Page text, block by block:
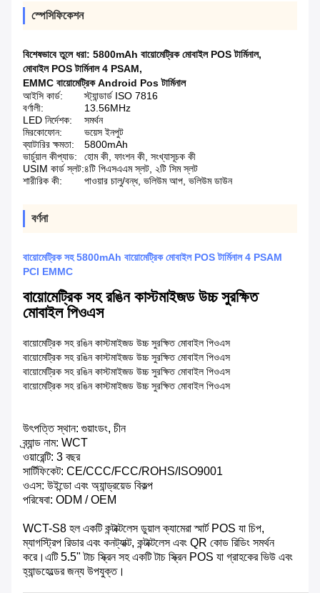
স্পেসিফিকেশন
বিশেষভাবে তুলে ধরা: 5800mAh বায়োমেট্রিক মোবাইল POS টার্মিনাল,
মোবাইল POS টার্মিনাল 4 PSAM,
EMMC বায়োমেট্রিক Android Pos টার্মিনাল
আইসি কার্ড:
স্ট্যান্ডার্ড ISO 7816
বর্ণালী:
13.56MHz
LED নির্দেশক:
সমর্থন
মিরকোফোন:
ভয়েস ইনপুট
ব্যাটারির ক্ষমতা:
5800mAh
ভার্চুয়াল কীপ্যাড:
হোম কী, ফাংশন কী, সংখ্যাসূচক কী
USIM কার্ড স্লট:৪টি পিএসএএম স্লট, ২টি সিম স্লট
শারীরিক কী:
পাওয়ার চালু/বন্ধ, ভলিউম আপ, ভলিউম ডাউন
বর্ণনা
বায়োমেট্রিক সহ 5800mAh বায়োমেট্রিক মোবাইল POS টার্মিনাল 4 PSAM
PCI EMMC
বায়োমেট্রিক সহ রঙিন কাস্টমাইজড উচ্চ সুরক্ষিত
মোবাইল পিওএস
বায়োমেট্রিক সহ রঙিন কাস্টমাইজড উচ্চ সুরক্ষিত মোবাইল পিওএস
বায়োমেট্রিক সহ রঙিন কাস্টমাইজড উচ্চ সুরক্ষিত মোবাইল পিওএস
বায়োমেট্রিক সহ রঙিন কাস্টমাইজড উচ্চ সুরক্ষিত মোবাইল পিওএস
বায়োমেট্রিক সহ রঙিন কাস্টমাইজড উচ্চ সুরক্ষিত মোবাইল পিওএস
উৎপত্তি স্থান: গুয়াংডং, চীন
ব্র্যান্ড নাম: WCT
ওয়ারেন্টি: 3 বছর
সার্টিফিকেট: CE/CCC/FCC/ROHS/ISO9001
ওএস: উইন্ডো এবং অ্যান্ড্রয়েড বিকল্প
পরিষেবা: ODM / OEM
WCT-S8 হল একটি কন্টাক্টলেস ডুয়াল ক্যামেরা স্মার্ট POS যা চিপ,
ম্যাগস্ট্রিপ রিডার এবং কনট্যাক্ট, কন্টাক্টলেস এবং QR কোড রিডিং সমর্থন
করে।এটি 5.5" টাচ স্ক্রিন সহ একটি টাচ স্ক্রিন POS যা গ্রাহকের ভিউ এবং
হ্যান্ডহেল্ডের জন্য উপযুক্ত।